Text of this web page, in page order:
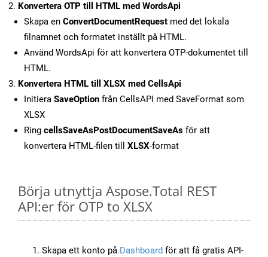
Konvertera OTP till HTML med WordsApi
Skapa en ConvertDocumentRequest med det lokala
filnamnet och formatet inställt på HTML.
Använd WordsApi för att konvertera OTP-dokumentet till
HTML.
Konvertera HTML till XLSX med CellsApi
Initiera SaveOption från CellsAPI med SaveFormat som
XLSX
Ring cellsSaveAsPostDocumentSaveAs för att
konvertera HTML-filen till XLSX-format
Börja utnyttja Aspose.Total REST
API:er för OTP to XLSX
Skapa ett konto på Dashboard för att få gratis API-